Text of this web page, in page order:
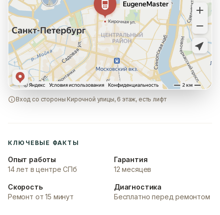
Вход со стороны Кирочной улицы, 6 этаж, есть лифт
КЛЮЧЕВЫЕ ФАКТЫ
Опыт работы
14 лет в центре СПб
Гарантия
12 месяцев
Скорость
Ремонт от 15 минут
Диагностика
Бесплатно перед ремонтом